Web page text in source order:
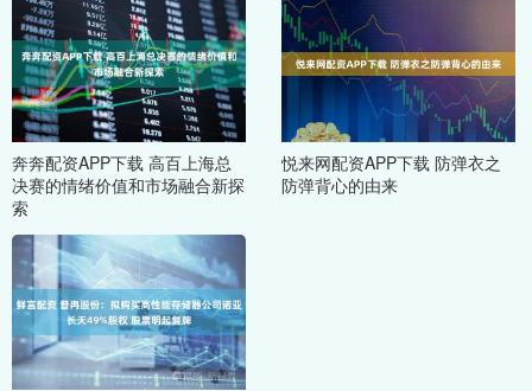
奔奔配资APP下载 高百上海总
决赛的情绪价值和市场融合新探
索
悦来网配资APP下载 防弹衣之
防弹背心的由来